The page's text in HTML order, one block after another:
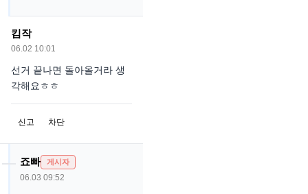
킴작
06.02 10:01
선거 끝나면 돌아올거라 생
각해요ㅎㅎ
신고 차단
죠빠 게시자
06.03 09:52